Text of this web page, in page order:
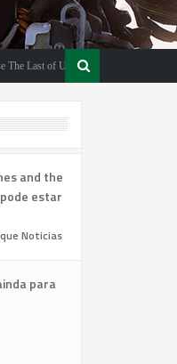
Us Limited Edition
and the
estar
Noticias
para